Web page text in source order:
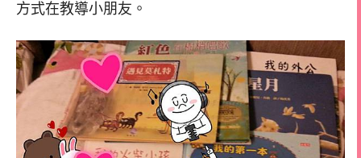
方式在教導小朋友。